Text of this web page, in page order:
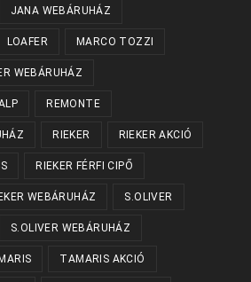
JANA WEBÁRUHÁZ
LOAFER MARCO TOZZI
WEBÁRUHÁZ
REMONTE
RIEKER RIEKER AKCIÓ
RIEKER FÉRFI CIPŐ
WEBÁRUHÁZ S.OLIVER
S.OLIVER WEBÁRUHÁZ
TAMARIS AKCIÓ